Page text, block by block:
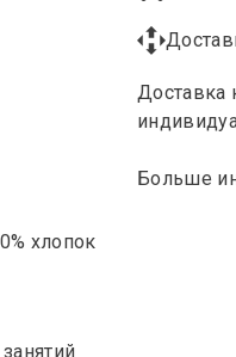
хлопок
Доставка
Больше